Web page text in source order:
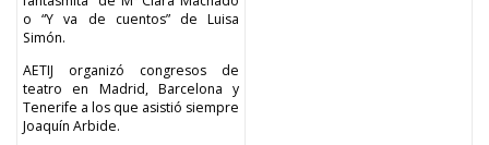
o “Y va de cuentos” de Luisa
Simón.
AETIJ organizó congresos de
teatro en Madrid, Barcelona y
Tenerife a los que asistió siempre
Joaquín Arbide.